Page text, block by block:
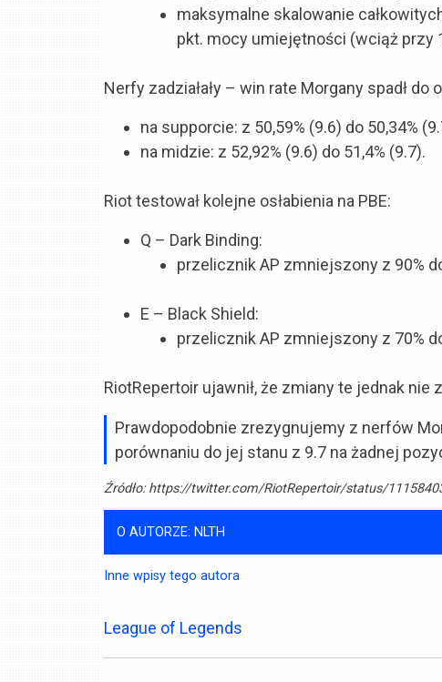
maksymalne skalowanie
pkt. mocy umiejętności (wciąż przy
Nerfy zadziałały – win rate Morgany spadł
na supporcie: z 50,59% (9.6) do 50,34%
na midzie: z 52,92% (9.6) do 51,4% (9.7).
Riot testował kolejne osłabienia na PBE:
Q – Dark Binding:
przelicznik AP zmniejszony z 90%
E – Black Shield:
przelicznik AP zmniejszony z 70%
RiotRepertoir ujawnił, że zmiany te jednak
Prawdopodobnie zrezygnujemy z nerfów
porównaniu do jej stanu z 9.7 na żadnej
Źródło:https://twitter.com/RiotRepertoir/status/
O AUTORZE: NLTH
Inne wpisy tego autora
League of Legends